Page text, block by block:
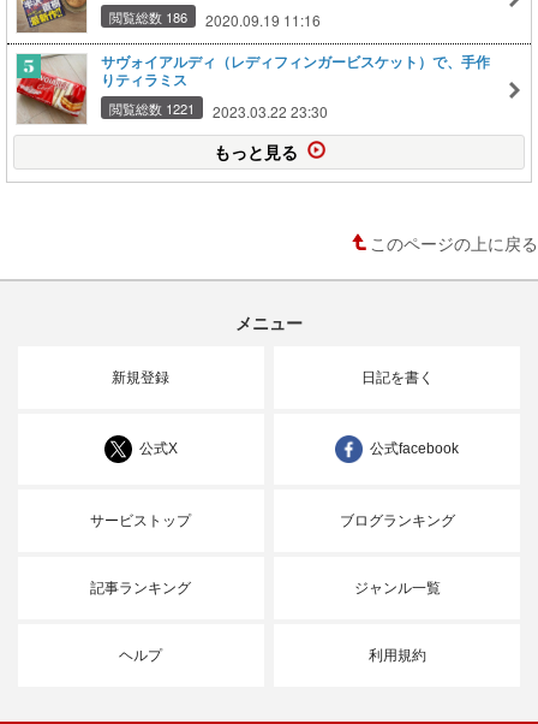
閲覧総数 186 2020.09.19 11:16
サヴォイアルディ（レディフィンガービスケット）で、手作
りティラミス
閲覧総数 1221 2023.03.22 23:30
もっと見る
このページの上に戻る
メニュー
新規登録 日記を書く
公式X 公式facebook
サービストップ ブログランキング
記事ランキング ジャンル一覧
ヘルプ 利用規約